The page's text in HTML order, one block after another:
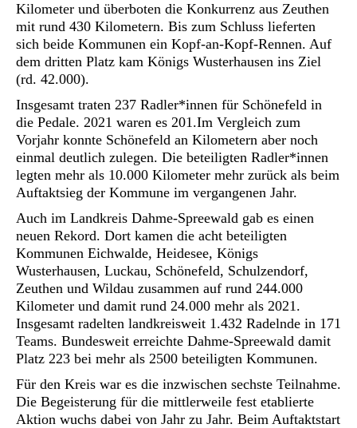
Kilometer und überboten die Konkurrenz aus Zeuthen
mit rund 430 Kilometern. Bis zum Schluss lieferten
sich beide Kommunen ein Kopf-an-Kopf-Rennen. Auf
dem dritten Platz kam Königs Wusterhausen ins Ziel
(rd. 42.000).
Insgesamt traten 237 Radler*innen für Schönefeld in
die Pedale. 2021 waren es 201.Im Vergleich zum
Vorjahr konnte Schönefeld an Kilometern aber noch
einmal deutlich zulegen. Die beteiligten Radler*innen
legten mehr als 10.000 Kilometer mehr zurück als beim
Auftaktsieg der Kommune im vergangenen Jahr.
Auch im Landkreis Dahme-Spreewald gab es einen
neuen Rekord. Dort kamen die acht beteiligten
Kommunen Eichwalde, Heidesee, Königs
Wusterhausen, Luckau, Schönefeld, Schulzendorf,
Zeuthen und Wildau zusammen auf rund 244.000
Kilometer und damit rund 24.000 mehr als 2021.
Insgesamt radelten landkreisweit 1.432 Radelnde in 171
Teams. Bundesweit erreichte Dahme-Spreewald damit
Platz 223 bei mehr als 2500 beteiligten Kommunen.
Für den Kreis war es die inzwischen sechste Teilnahme.
Die Begeisterung für die mittlerweile fest etablierte
Aktion wuchs dabei von Jahr zu Jahr. Beim Auftaktstart